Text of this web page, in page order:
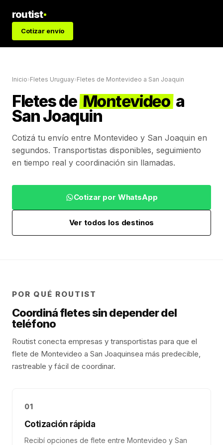
routist
Cotizar envío
Inicio›Fletes Uruguay›Fletes de Montevideo a San Joaquin
Fletes de Montevideo a
San Joaquin
Cotizá tu envío entre Montevideo y San Joaquin en
segundos. Transportistas disponibles, seguimiento
en tiempo real y coordinación sin llamadas.
Cotizar por WhatsApp
Ver todos los destinos
POR QUÉ ROUTIST
Coordiná fletes sin depender del
teléfono
Routist conecta empresas y transportistas para que el
flete de Montevideo a San Joaquinsea más predecible,
rastreable y fácil de coordinar.
01
Cotización rápida
Recibí opciones de flete entre Montevideo y San